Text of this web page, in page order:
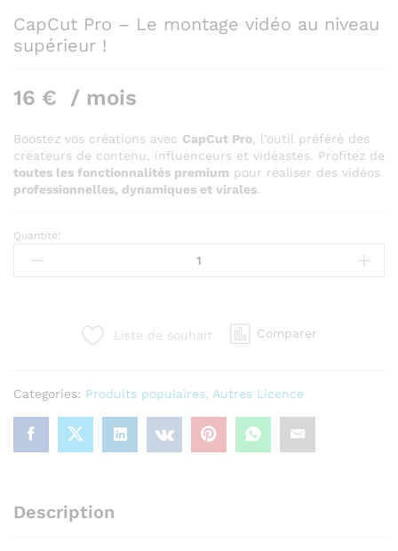
CapCut Pro – Le montage vidéo au niveau
supérieur !
16 € / mois
Boostez vos créations avec CapCut Pro , l’outil préféré des
créateurs de contenu, influenceurs et vidéastes. Profitez de
toutes les fonctionnalités premium pour réaliser des vidéos
professionnelles, dynamiques et virales.
CapCut
Pro
supérieur
!
quantity
Quantité:
Liste de souhait Comparer
Categories: Produits populaires Autres Licence
Description